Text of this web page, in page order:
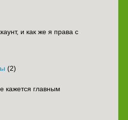
и как же я права с
(2)
кажется главным